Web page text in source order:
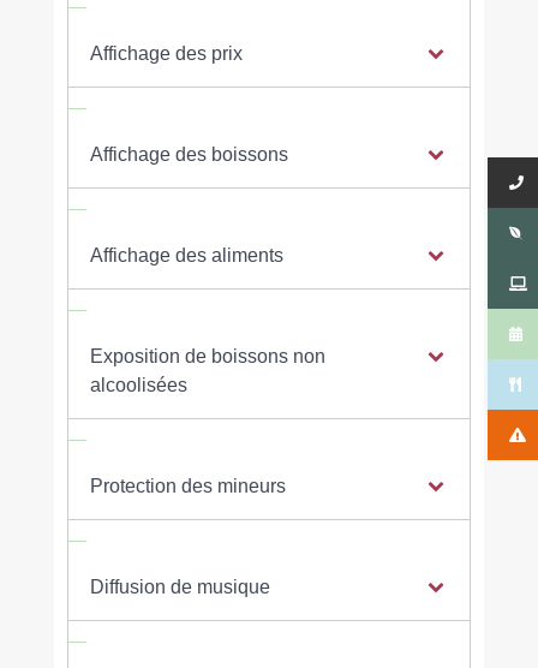
Affichage des prix
Affichage des boissons
Affichage des aliments
Exposition de boissons non
alcoolisées
Protection des mineurs
Diffusion de musique